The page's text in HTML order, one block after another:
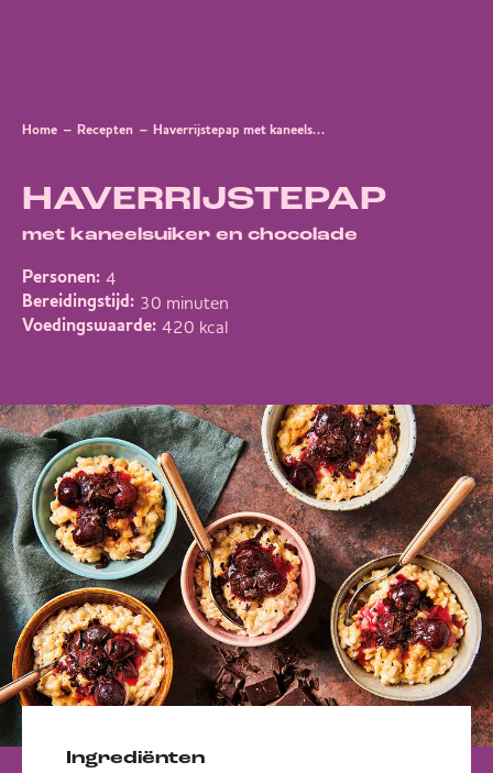
Home Recepten Haverrijstepap met kaneelsuiker en chocolade
HAVERRIJSTEPAP
met kaneelsuiker en chocolade
Personen: 4
Bereidingstijd: 30 minuten
Voedingswaarde: 420 kcal
Ingrediënten